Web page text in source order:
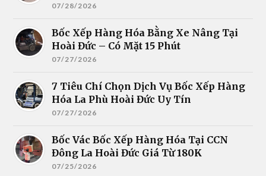
07/28/2026
Bốc Xếp Hàng Hóa Bằng Xe Nâng Tại
Hoài Đức – Có Mặt 15 Phút
07/27/2026
7 Tiêu Chí Chọn Dịch Vụ Bốc Xếp Hàng
Hóa La Phù Hoài Đức Uy Tín
07/27/2026
Bốc Vác Bốc Xếp Hàng Hóa Tại CCN
Đông La Hoài Đức Giá Từ 180K
07/25/2026